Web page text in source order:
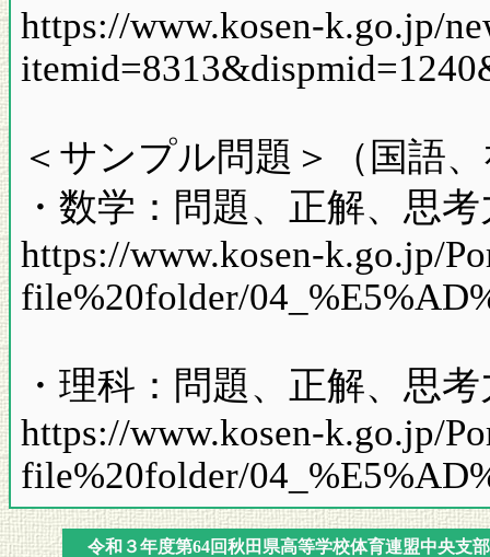
https://www.kosen-k.go.jp/
＜サンプル問題＞（国語
・数学：問題、正解、思
https://www.kosen-k.go.jp/
file%20folder/
・理科：問題、正解、思
https://www.kosen-k.go.jp/
file%20folder/
令和３年度第64回秋田県高等学校体育連盟中央支